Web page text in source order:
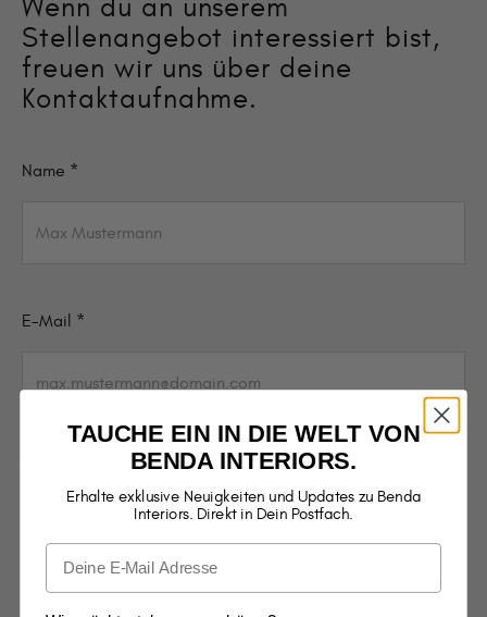
Wenn du an unserem
Stellenangebot interessiert bist,
freuen wir uns über deine
Kontaktaufnahme.
Name *
E-Mail *
Für welchen Bereich interessierst du dich? *
TAUCHE EIN IN DIE WELT VON
BENDA INTERIORS.
Erhalte exklusive Neuigkeiten und Updates zu Benda
Interiors. Direkt in Dein Postfach.